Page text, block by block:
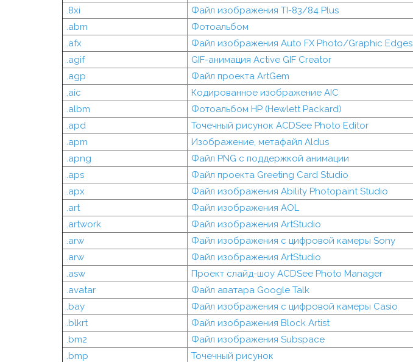
.8xi
Файл изображения TI-83/84 Plus
.abm
Фотоальбом
.afx
Файл изображения Auto FX Photo/Graphic Edges
.agif
GIF-анимация Active GIF Creator
.agp
Файл проекта ArtGem
.aic
Кодированное изображение AIC
.albm
Фотоальбом HP (Hewlett Packard)
.apd
Точечный рисунок ACDSee Photo Editor
.apm
Изображение, метафайл Aldus
.apng
Файл PNG с поддержкой анимации
.aps
Файл проекта Greeting Card Studio
.apx
Файл изображения Ability Photopaint Studio
.art
Файл изображения AOL
.artwork
Файл изображения ArtStudio
.arw
Файл изображения с цифровой камеры Sony
.arw
Файл изображения ArtStudio
.asw
Проект слайд-шоу ACDSee Photo Manager
.avatar
Файл аватара Google Talk
.bay
Файл изображения с цифровой камеры Casio
.blkrt
Файл изображения Block Artist
.bm2
Файл изображения Subspace
.bmp
Точечный рисунок